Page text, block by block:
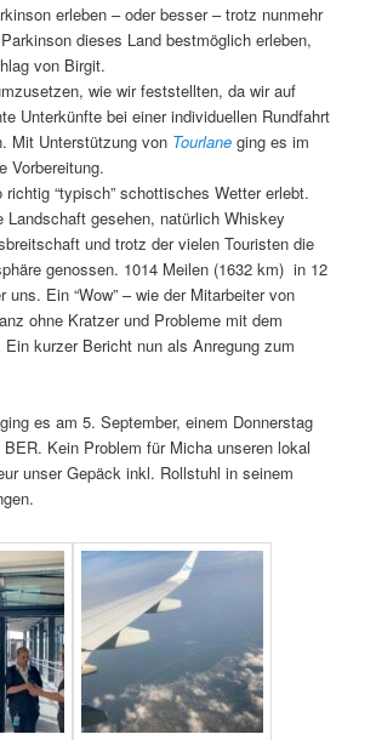
erleben – oder besser – trotz nunmehr
dieses Land bestmöglich erleben,
von Birgit.
wie wir feststellten, da wir auf
Unterkünfte bei einer individuellen Rundfahrt
Mit Unterstützung von Tourlane ging es im
Vorbereitung.
“typisch” schottisches Wetter erlebt.
Landschaft gesehen, natürlich Whiskey
und trotz der vielen Touristen die
genossen. 1014 Meilen (1632 km) in 12
uns. Ein “Wow” – wie der Mitarbeiter von
ohne Kratzer und Probleme mit dem
kurzer Bericht nun als Anregung zum
es am 5. September, einem Donnerstag
Kein Problem für Micha unseren lokal
unser Gepäck inkl. Rollstuhl in seinem